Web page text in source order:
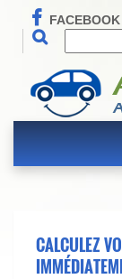
FACEBOOK
CALCULEZ